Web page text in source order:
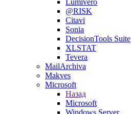
Lumivero
@RISK
Citavi
Sonia
DecisionTools Suite
XLSTAT
Tevera
MailArchiva
Makves
Microsoft
Назад
Microsoft
Windows Server